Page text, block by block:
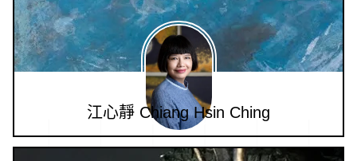
江心靜 Chiang Hsin Ching